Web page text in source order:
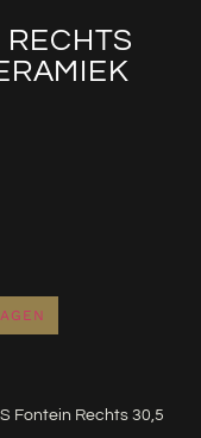
Fontein Rechts 30,5